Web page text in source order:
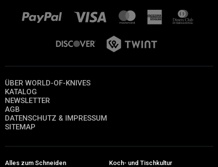
ÜBER WORLD-OF-KNIVES
KATALOG
NEWSLETTER
AGB
DATENSCHUTZ & IMPRESSUM
SITEMAP
Alles zum Schneiden Koch- und Tischkultur